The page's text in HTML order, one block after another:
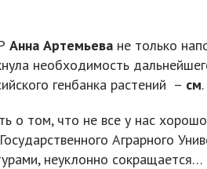
Анна Артемьева не только
необходимость
генбанка растений – см.
о том, что не все у нас
Аграрного
неуклонно